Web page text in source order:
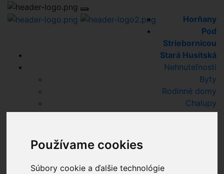
Používame cookies
Súbory cookie a ďalšie technológie
Horňany
Pod
Striebornicou
Stará Husitská
Nehnuteľnosti
Byty
Rodinné domy
Chalupy
Chaty
Hľadáme pre klientov